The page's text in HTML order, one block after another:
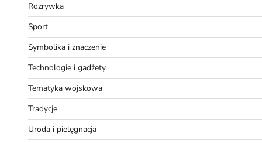
Rozrywka
Sport
Symbolika i znaczenie
Technologie i gadżety
Tematyka wojskowa
Tradycje
Uroda i pielęgnacja